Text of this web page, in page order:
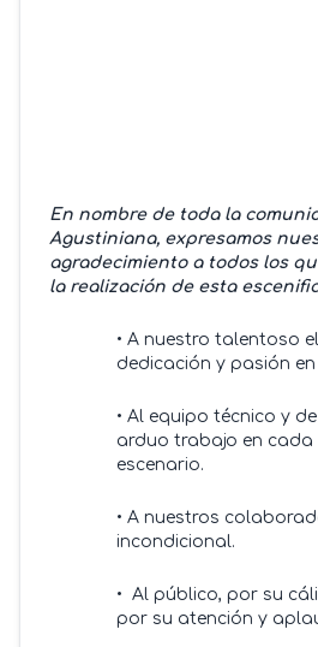
En nombre de toda la
Agustiniana, expresamos
agradecimiento a todos los
la realización de esta
• A nuestro talentoso
dedicación y pasión
• Al equipo técnico y
arduo trabajo en cada
escenario.
• A nuestros
incondicional.
• Al público, por su
por su atención y